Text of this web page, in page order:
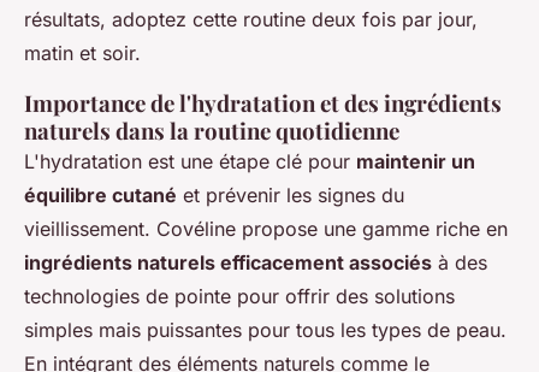
résultats, adoptez cette routine deux fois par jour,
matin et soir.
Importance de l'hydratation et des ingrédients
naturels dans la routine quotidienne
L'hydratation est une étape clé pour maintenir un
équilibre cutané et prévenir les signes du
vieillissement. Covéline propose une gamme riche en
ingrédients naturels efficacement associés à des
technologies de pointe pour offrir des solutions
simples mais puissantes pour tous les types de peau.
En intégrant des éléments naturels comme le